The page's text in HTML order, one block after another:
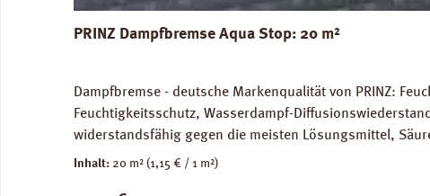
PRINZ Dampfbremse Aqua Stop: 20 m²
Dampfbremse - deutsche Markenqualität von PRINZ:
Feuchtigkeitsschutz, Wasserdampf-
widerstandsfähig gegen die meisten Lösungsmittel,
unbedenklich. Für Warmwasser-Fussbodenheizung
Inhalt: 20 m² (1,15 € / 1 m²)